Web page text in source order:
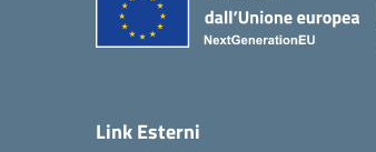
Link Esterni